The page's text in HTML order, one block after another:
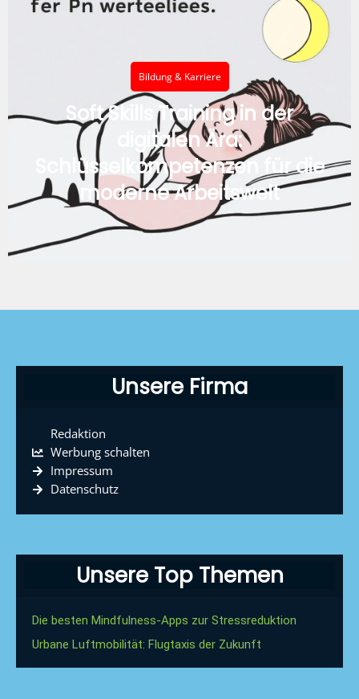
Bildung & Karriere
Soft Skills Training in der
digitalen Ära:
Schlüsselkompetenzen für die
moderne Arbeitswelt
Unsere Firma
Redaktion
Werbung schalten
Impressum
Datenschutz
Unsere Top Themen
Die besten Mindfulness-Apps zur Stressreduktion
Urbane Luftmobilität: Flugtaxis der Zukunft